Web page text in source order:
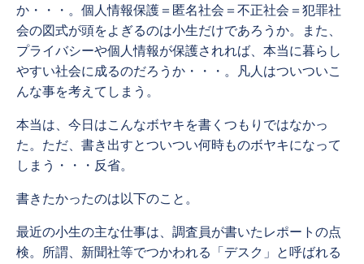
か・・・。個人情報保護＝匿名社会＝不正社会＝犯罪社
会の図式が頭をよぎるのは小生だけであろうか。また、
プライバシーや個人情報が保護されれば、本当に暮らし
やすい社会に成るのだろうか・・・。凡人はついついこ
んな事を考えてしまう。
本当は、今日はこんなボヤキを書くつもりではなかっ
た。ただ、書き出すとついつい何時ものボヤキになって
しまう・・・反省。
書きたかったのは以下のこと。
最近の小生の主な仕事は、調査員が書いたレポートの点
検。所謂、新聞社等でつかわれる「デスク」と呼ばれる